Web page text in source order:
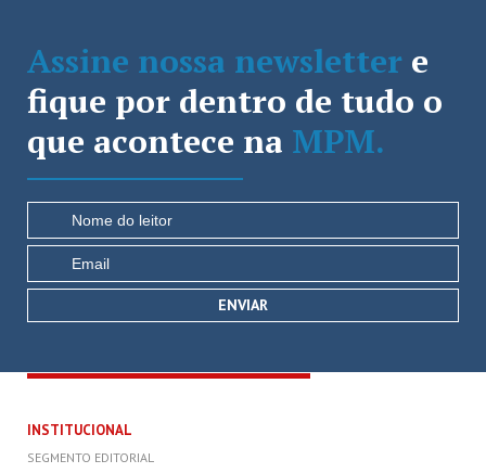
Assine nossa newsletter e
fique por dentro de tudo o
que acontece na MPM.
INSTITUCIONAL
SEGMENTO EDITORIAL